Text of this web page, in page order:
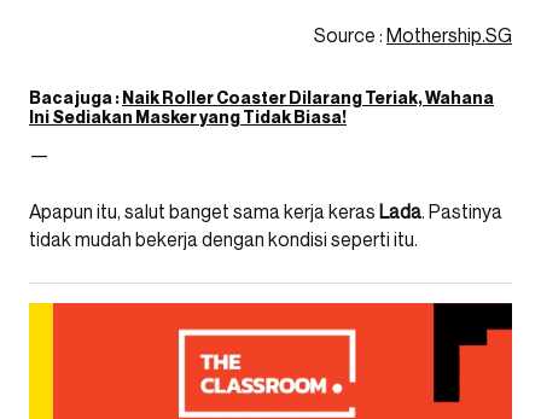
Source : Mothership.SG
Baca juga :Naik Roller Coaster Dilarang Teriak, Wahana
Ini Sediakan Masker yang Tidak Biasa!
—
Apapun itu, salut banget sama kerja keras Lada. Pastinya
tidak mudah bekerja dengan kondisi seperti itu.